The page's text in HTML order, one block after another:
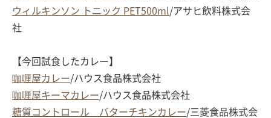
ウィルキンソン トニック PET500ml /アサヒ飲料株式会
社
【今回試食したカレー】
咖喱屋カレー/ハウス食品株式会社
咖喱屋キーマカレー/ハウス食品株式会社
糖質コントロール バターチキンカレー/三菱食品株式会